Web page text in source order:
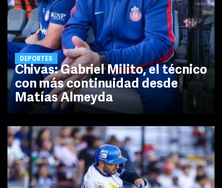
DEPORTES
Chivas: Gabriel Milito, el técnico
con más continuidad desde
Matías Almeyda